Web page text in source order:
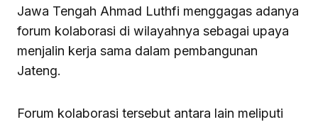
Jawa Tengah Ahmad Luthfi menggagas adanya
forum kolaborasi di wilayahnya sebagai upaya
menjalin kerja sama dalam pembangunan
Jateng.
Forum kolaborasi tersebut antara lain meliputi